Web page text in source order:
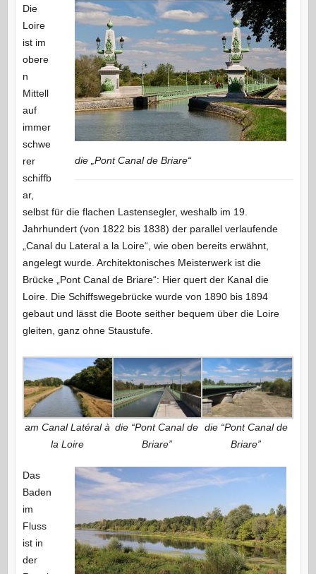
die „Pont Canal de Briare“
Die
Loire
ist im
obere
n
Mittell
auf
immer
schwe
rer
schiffb
ar,
selbst für die flachen Lastensegler, weshalb im 19.
Jahrhundert (von 1822 bis 1838) der parallel verlaufende
„Canal du Lateral a la Loire“, wie oben bereits erwähnt,
angelegt wurde. Architektonisches Meisterwerk ist die
Brücke „Pont Canal de Briare“: Hier quert der Kanal die
Loire. Die Schiffswegebrücke wurde von 1890 bis 1894
gebaut und lässt die Boote seither bequem über die Loire
gleiten, ganz ohne Staustufe.
am Canal Latéral à
la Loire
die “Pont Canal de
Briare”
die “Pont Canal de
Briare”
Das
Baden
im
Fluss
ist in
der